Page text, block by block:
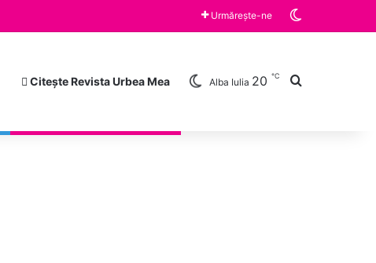
Urmărește-ne
Citește Revista Urbea Mea Alba Iulia 20 ℃ Caută după